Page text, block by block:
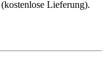
Lieferung).